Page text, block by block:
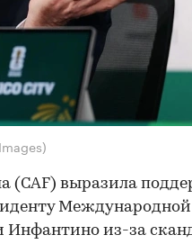
(CAF) выразила
Международной
из-за